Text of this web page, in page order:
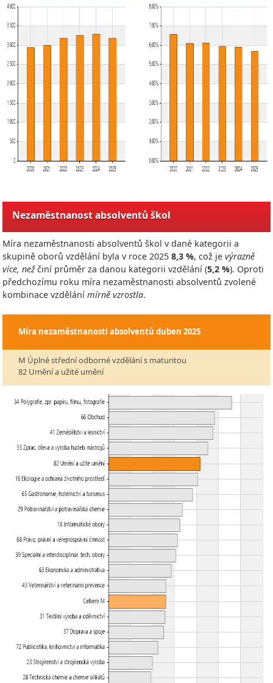
Nezaměstnanost absolventů škol
Míra nezaměstnanosti absolventů škol v dané kategorii a
skupině oborů vzdělání byla v roce 2025 8,3 %, což je výrazně
více, nežčiní průměr za danou kategorii vzdělání (5,2 %). Oproti
předchozímu roku míra nezaměstnanosti absolventů zvolené
kombinace vzdělání mírně vzrostla.
Míra nezaměstnanosti absolventů duben 2025
M Úplné střední odborné vzdělání s maturitou
82 Umění a užité umění